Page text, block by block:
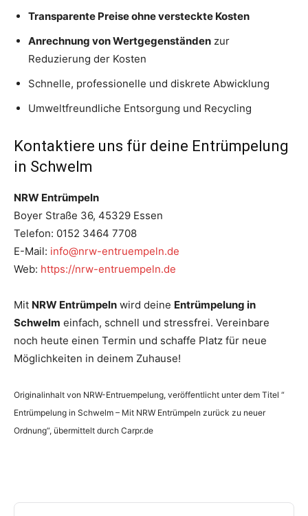
Transparente Preise ohne versteckte Kosten
Anrechnung von Wertgegenständen zur
Reduzierung der Kosten
Schnelle, professionelle und diskrete Abwicklung
Umweltfreundliche Entsorgung und Recycling
Kontaktiere uns für deine Entrümpelung
in Schwelm
NRW Entrümpeln
Boyer Straße 36, 45329 Essen
Telefon: 0152 3464 7708
E-Mail: info@nrw-entruempeln.de
Web: https://nrw-entruempeln.de
Mit NRW Entrümpeln wird deine Entrümpelung in
Schwelm einfach, schnell und stressfrei. Vereinbare
noch heute einen Termin und schaffe Platz für neue
Möglichkeiten in deinem Zuhause!
Originalinhalt von NRW-Entruempelung, veröffentlicht unter dem Titel “
Entrümpelung in Schwelm – Mit NRW Entrümpeln zurück zu neuer
Ordnung“, übermittelt durch Carpr.de